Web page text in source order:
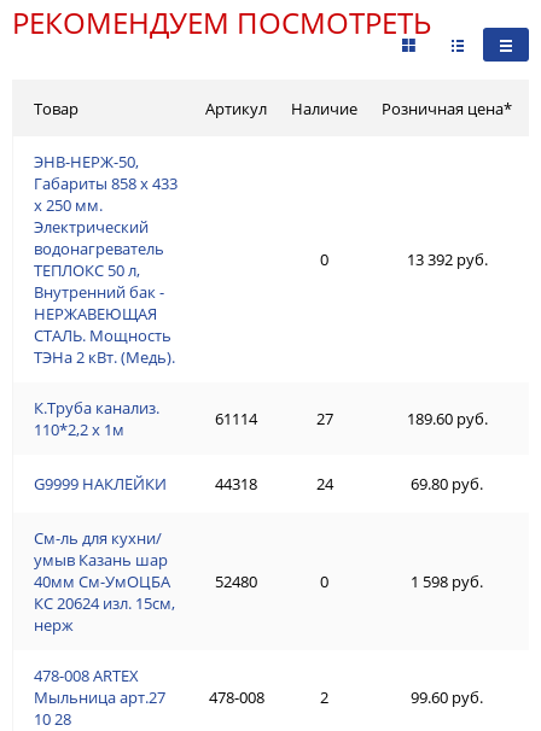
РЕКОМЕНДУЕМ ПОСМОТРЕТЬ
Товар
ЭНВ-НЕРЖ-50,
Габариты 858 х 433
х 250 мм.
Электрический
водонагреватель
ТЕПЛОКС 50 л,
Внутренний бак -
НЕРЖАВЕЮЩАЯ
СТАЛЬ. Мощность
ТЭНа 2 кВт. (Медь).
К.Труба канализ.
110*2,2 х 1м
G9999 НАКЛЕЙКИ
См-ль для кухни/
умыв Казань шар
40мм См-УмОЦБА
КС 20624 изл. 15см,
нерж
478-008 ARTEX
Мыльница арт.27
10 28
Артикул Наличие Розничная цена*
0 13 392 руб.
61114 27 189.60 руб.
44318 24 69.80 руб.
52480 0 1 598 руб.
478-008 2 99.60 руб.